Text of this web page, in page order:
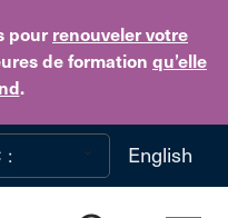
pour renouveler votre
de formation qu’elle
.
Skip to main content
English